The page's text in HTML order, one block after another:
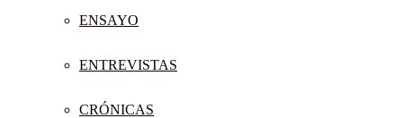
ENSAYO
ENTREVISTAS
CRÓNICAS